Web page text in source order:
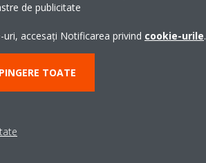
de publicitate
accesați Notificarea privind cookie-urile.
TOATE